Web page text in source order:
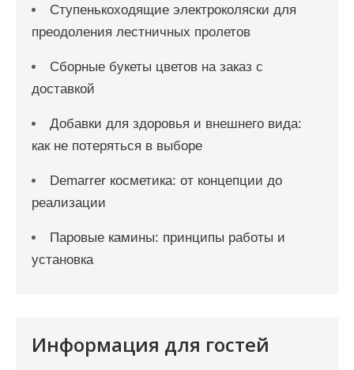
Ступенькоходящие электроколяски для
преодоления лестничных пролетов
Сборные букеты цветов на заказ с
доставкой
Добавки для здоровья и внешнего вида:
как не потеряться в выборе
Demarrer косметика: от концепции до
реализации
Паровые камины: принципы работы и
установка
Информация для гостей